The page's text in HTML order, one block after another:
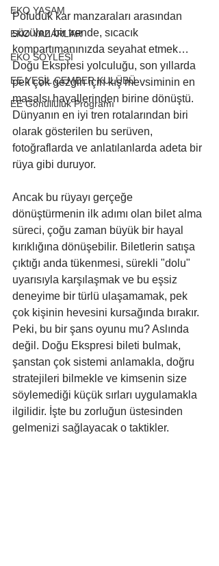
EKO YAŞAM
EKO YAZARLAR
EKO SÖYLEŞİ
EE YEŞİL ÇEMBER KULÜBÜ
EE Gönüllülük Programı
Pofuduk kar manzaraları arasından
süzülen bir trende, sıcacık
kompartımanınızda seyahat etmek…
Doğu Ekspresi yolculuğu, son yıllarda
pek çok gezgin için kış mevsiminin en
masalsı hayallerinden birine dönüştü.
Dünyanın en iyi tren rotalarından biri
olarak gösterilen bu serüven,
fotoğraflarda ve anlatılanlarda adeta bir
rüya gibi duruyor.
Ancak bu rüyayı gerçeğe
dönüştürmenin ilk adımı olan bilet alma
süreci, çoğu zaman büyük bir hayal
kırıklığına dönüşebilir. Biletlerin satışa
çıktığı anda tükenmesi, sürekli "dolu"
uyarısıyla karşılaşmak ve bu eşsiz
deneyime bir türlü ulaşamamak, pek
çok kişinin hevesini kursağında bırakır.
Peki, bu bir şans oyunu mu? Aslında
değil. Doğu Ekspresi bileti bulmak,
şanstan çok sistemi anlamakla, doğru
stratejileri bilmekle ve kimsenin size
söylemediği küçük sırları uygulamakla
ilgilidir. İşte bu zorluğun üstesinden
gelmenizi sağlayacak o taktikler.